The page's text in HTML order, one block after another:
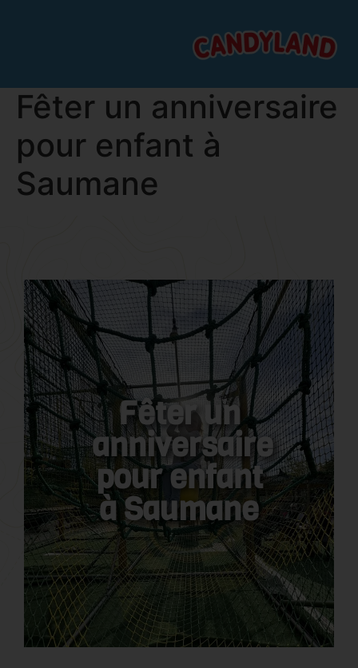
Fêter un anniversaire
pour enfant à
Saumane
Fêter un
anniversaire
pour enfant
à Saumane